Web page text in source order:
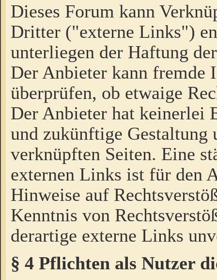
Dieses Forum kann
Dritter ("externe Links")
unterliegen der Haftung
Der Anbieter kann fremde
überprüfen, ob etwaige
Der Anbieter hat keinerlei
und zukünftige Gestaltung
verknüpften Seiten. Eine
externen Links ist für den
Hinweise auf
Kenntnis von
derartige externe Links
§ 4 Pflichten als Nutzer